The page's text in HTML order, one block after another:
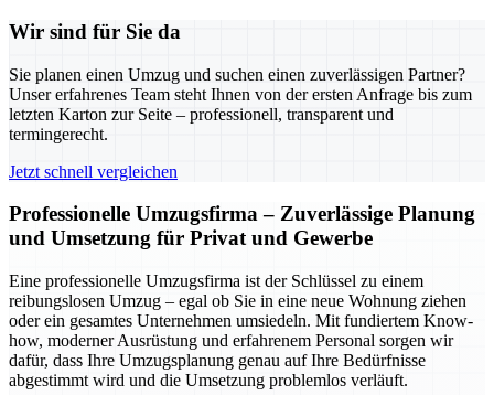
Wir sind für Sie da
Sie planen einen Umzug und suchen einen zuverlässigen Partner?
Unser erfahrenes Team steht Ihnen von der ersten Anfrage bis zum
letzten Karton zur Seite – professionell, transparent und
termingerecht.
Jetzt schnell vergleichen
Professionelle Umzugsfirma – Zuverlässige Planung
und Umsetzung für Privat und Gewerbe
Eine professionelle Umzugsfirma ist der Schlüssel zu einem
reibungslosen Umzug – egal ob Sie in eine neue Wohnung ziehen
oder ein gesamtes Unternehmen umsiedeln. Mit fundiertem Know-
how, moderner Ausrüstung und erfahrenem Personal sorgen wir
dafür, dass Ihre Umzugsplanung genau auf Ihre Bedürfnisse
abgestimmt wird und die Umsetzung problemlos verläuft.